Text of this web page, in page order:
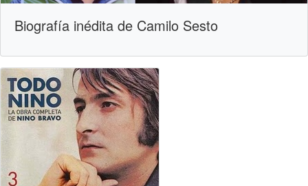
Biografía inédita de Camilo Sesto